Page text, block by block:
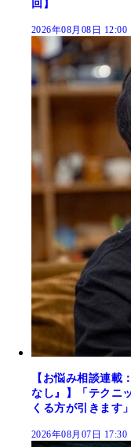
回】
2026年08月08日 12:00
【お悩み相談連載
なし』】「テクニ
くる方が引きます」
2026年08月07日 17:30